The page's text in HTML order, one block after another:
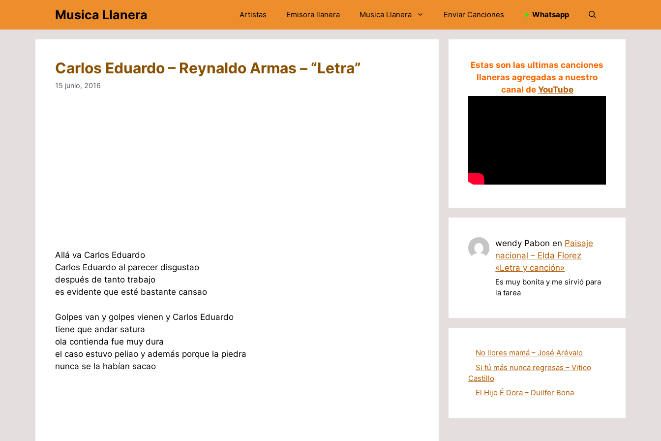
contenido
Musica Llanera Artistas Emisora llanera Musica Llanera Enviar Canciones ➤ Whatsapp
Carlos Eduardo – Reynaldo Armas – “Letra”
15 junio, 2016
Allá va Carlos Eduardo
Carlos Eduardo al parecer disgustao
después de tanto trabajo
es evidente que esté bastante cansao
Golpes van y golpes vienen y Carlos Eduardo
tiene que andar satura
ola contienda fue muy dura
el caso estuvo peliao y además porque la piedra
nunca se la habían sacao
Estas son las ultimas canciones
llaneras agregadas a nuestro
canal de YouTube
wendy Pabon en Paisaje
nacional – Elda Florez
«Letra y canción»
Es muy bonita y me sirvió para
la tarea
No llores mamá – José Arévalo
Si tú más nunca regresas – Vitico
Castillo
El Hijo É Dora – Duilfer Bona